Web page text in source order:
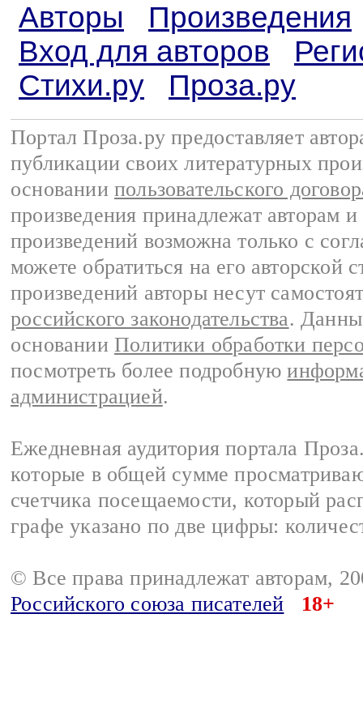
Авторы
Произведения
Вход для авторов
Стихи.ру
Проза.ру
Портал Проза.ру предоставляет
публикации своих литературных
основании пользовательского
произведения принадлежат авторам
произведений возможна только с
можете обратиться на его авторской
произведений авторы несут
российского законодательства.
основании Политики обработки
посмотреть более подробную
администрацией.
Ежедневная аудитория портала
которые в общей сумме
счетчика посещаемости, который
графе указано по две цифры:
© Все права принадлежат авторам,
Российского союза писателей
18+